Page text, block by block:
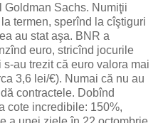
Goldman Sachs. Numiţii
termen, sperînd la cîştiguri
au stat aşa. BNR a
euro, stricînd jocurile
au trezit că euro valora mai
3,6 lei/€). Numai că nu au
contractele. Dobînd
cote incredibile: 150%,